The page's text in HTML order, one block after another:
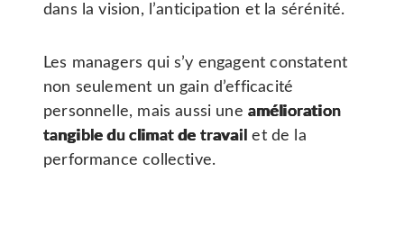
dans la vision, l’anticipation et la sérénité.
Les managers qui s’y engagent constatent
non seulement un gain d’efficacité
personnelle, mais aussi uneamélioration
tangible du climat de travail et de la
performance collective.